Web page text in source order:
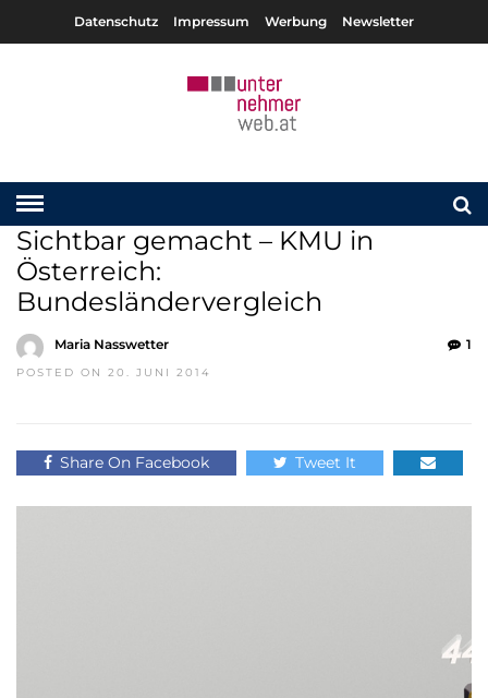
Datenschutz Impressum Werbung Newsletter
Sichtbar gemacht – KMU in
Österreich:
Bundesländervergleich
Maria Nasswetter
POSTED ON 20. JUNI 2014
1
Share On Facebook Tweet It